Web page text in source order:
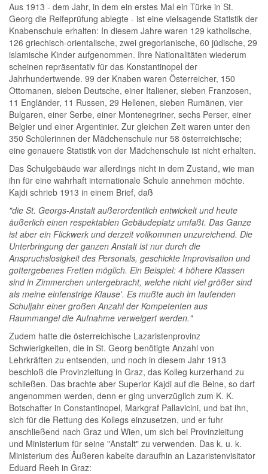
Aus 1913 - dem Jahr, in dem ein erstes Mal ein Türke in St.
Georg die Reifeprüfung ablegte - ist eine vielsagende Statistik der
Knabenschule erhalten: In diesem Jahre waren 129 katholische,
126 griechisch-orientalische, zwei gregorianische, 60 jüdische, 29
islamische Kinder aufgenommen. Ihre Nationalitäten wiederum
scheinen repräsentativ für das Konstantinopel der
Jahrhundertwende. 99 der Knaben waren Österreicher, 150
Ottomanen, sieben Deutsche, einer Italiener, sieben Franzosen,
11 Engländer, 11 Russen, 29 Hellenen, sieben Rumänen, vier
Bulgaren, einer Serbe, einer Montenegriner, sechs Perser, einer
Belgier und einer Argentinier. Zur gleichen Zeit waren unter den
350 Schülerinnen der Mädchenschule nur 58 österreichische;
eine genauere Statistik von der Mädchenschule ist nicht erhalten.
Das Schulgebäude war allerdings nicht in dem Zustand, wie man
ihn für eine wahrhaft internationale Schule annehmen möchte.
Kajdi schrieb 1913 in einem Brief, daß
"die St. Georgs-Anstalt außerordentlich entwickelt und heute
äußerlich einen respektablen Gebäudeplatz umfaßt. Das Ganze
ist aber ein Flickwerk und derzeit vollkommen unzureichend. Die
Unterbringung der ganzen Anstalt ist nur durch die
Anspruchslosigkeit des Personals, geschickte Improvisation und
gottergebenes Fretten möglich. Ein Beispiel: 4 höhere Klassen
sind in Zimmerchen untergebracht, welche nicht viel größer sind
als meine einfenstrige Klause'. Es mußte auch im laufenden
Schuljahr einer großen Anzahl der Kompetenten aus
Raummangel die Aufnahme verweigert werden."
Zudem hatte die österreichische Lazaristenprovinz
Schwierigkeiten, die in St. Georg benötigte Anzahl von
Lehrkräften zu entsenden, und noch in diesem Jahr 1913
beschloß die Provinzleitung in Graz, das Kolleg kurzerhand zu
schließen. Das brachte aber Superior Kajdi auf die Beine, so darf
angenommen werden, denn er ging unverzüglich zum K. K.
Botschafter in Constantinopel, Markgraf Pallavicini, und bat ihn,
sich für die Rettung des Kollegs einzusetzen, und er fuhr
anschließend nach Graz und Wien, um sich bei Provinzleitung
und Ministerium für seine "Anstalt" zu verwenden. Das k. u. k.
Ministerium des Äußeren kabelte daraufhin an Lazaristenvisitator
Eduard Reeh in Graz: